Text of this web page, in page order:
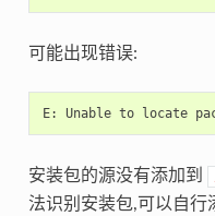
可能出现错误:
E: Unable to locate
安装包的源没有添加到
法识别安装包,可以自